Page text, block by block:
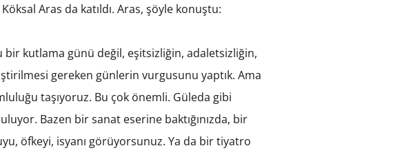
Aras da katıldı. Aras, şöyle konuştu:
bir kutlama günü değil, eşitsizliğin, adaletsizliğin,
gereken günlerin vurgusunu yaptık. Ama
taşıyoruz. Bu çok önemli. Güleda gibi
Bazen bir sanat eserine baktığınızda, bir
öfkeyi, isyanı görüyorsunuz. Ya da bir tiyatro